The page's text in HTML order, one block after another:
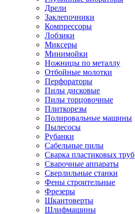
Дрели
Заклепочники
Компрессоры
Лобзики
Миксеры
Минимойки
Ножницы по металлу
Отбойные молотки
Перфораторы
Пилы дисковые
Пилы торцовочные
Плиткорезы
Полировальные машины
Пылесосы
Рубанки
Сабельные пилы
Сварка пластиковых труб
Сварочные аппараты
Сверлильные станки
Фены строительные
Фрезеры
Шкантоверты
Шлифмашины